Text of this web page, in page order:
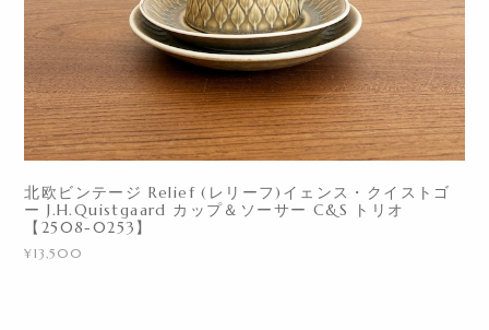
北欧ビンテージ Relief (レリーフ)イェンス・クイストゴ
ー J.H.Quistgaard カップ＆ソーサー C&S トリオ
【2508-0253】
¥13,500